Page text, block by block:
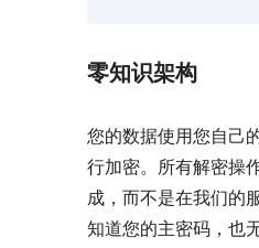
零知识架构
您的数据使用您自
行加密。所有解密操
成，而不是在我们的
知道您的主密码，也